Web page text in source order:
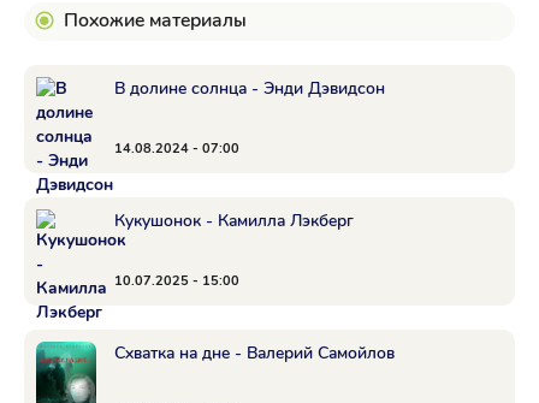
Похожие материалы
В долине солнца - Энди Дэвидсон
14.08.2024 - 07:00
Кукушонок - Камилла Лэкберг
10.07.2025 - 15:00
Схватка на дне - Валерий Самойлов